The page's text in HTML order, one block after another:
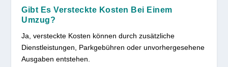
Gibt Es Versteckte Kosten Bei Einem
Umzug?
Ja, versteckte Kosten können durch zusätzliche
Dienstleistungen, Parkgebühren oder unvorhergesehene
Ausgaben entstehen.